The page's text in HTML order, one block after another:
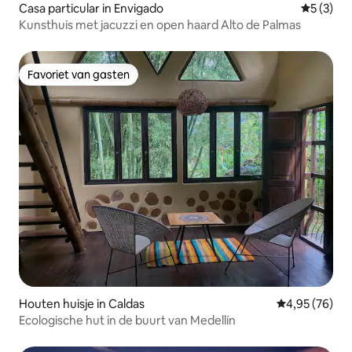
Casa particular in Envigado
5 (3)
Kunsthuis met jacuzzi en open haard Alto de Palmas
Favoriet van gasten
Favoriet van gasten
Houten huisje in Caldas Gemiddelde
4,95 (76)
Ecologische hut in de buurt van Medellín